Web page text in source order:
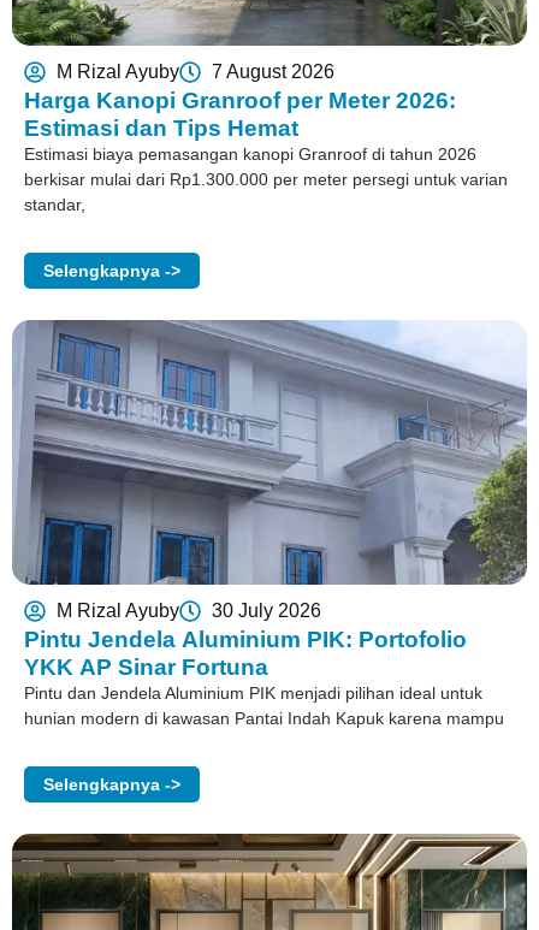
M Rizal Ayuby 7 August 2026
Harga Kanopi Granroof per Meter 2026:
Estimasi dan Tips Hemat
Estimasi biaya pemasangan kanopi Granroof di tahun 2026
berkisar mulai dari Rp1.300.000 per meter persegi untuk varian
standar,
Selengkapnya ->
M Rizal Ayuby 30 July 2026
Pintu Jendela Aluminium PIK: Portofolio
YKK AP Sinar Fortuna
Pintu dan Jendela Aluminium PIK menjadi pilihan ideal untuk
hunian modern di kawasan Pantai Indah Kapuk karena mampu
Selengkapnya ->